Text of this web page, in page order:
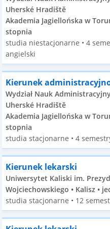
Uherské Hradiště
Akademia Jagiellońska w
stopnia
studia niestacjonarne • 4
angielski
Kierunek
Wydział Nauk
Uherské Hradiště
Akademia Jagiellońska w
stopnia
studia stacjonarne • 4
Kierunek lekarski
Uniwersytet Kaliski im.
Wojciechowskiego • Kalisz •
studia stacjonarne • 12